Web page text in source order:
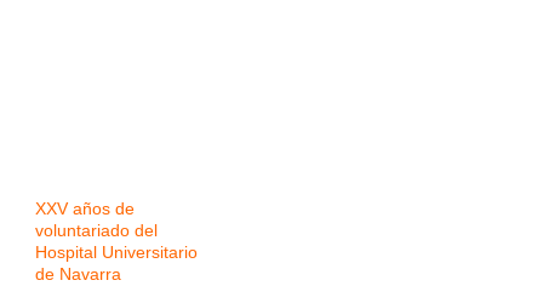
XXV años de
voluntariado del
Hospital Universitario
de Navarra